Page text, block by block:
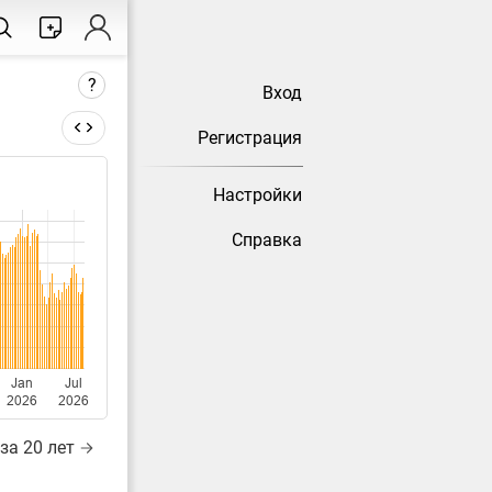
Вход
Регистрация
Настройки
Справка
?
Jan
2026
Jul
2026
20 лет